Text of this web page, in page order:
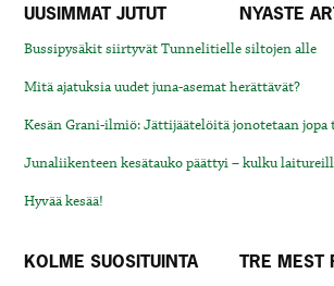
UUSIMMAT JUTUT NYASTE
Bussipysäkit siirtyvät Tunnelitielle siltojen alle
Mitä ajatuksia uudet juna-asemat herättävät?
Kesän Grani-ilmiö: Jättijäätelöitä jonotetaan
Junaliikenteen kesätauko päättyi – kulku
Hyvää kesää!
KOLME SUOSITUINTA TRE MEST